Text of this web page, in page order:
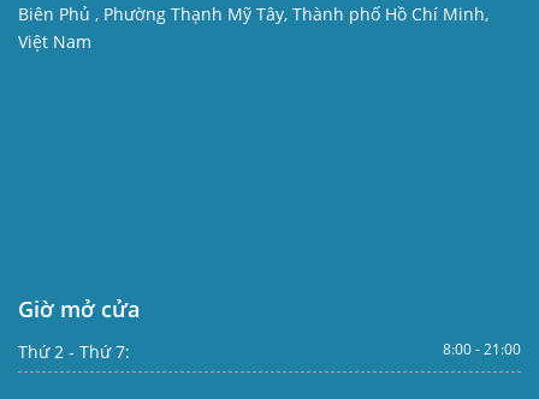
Biên Phủ , Phường Thạnh Mỹ Tây, Thành phố Hồ Chí Minh,
Việt Nam
Giờ mở cửa
Thứ 2 - Thứ 7: 8:00 - 21:00